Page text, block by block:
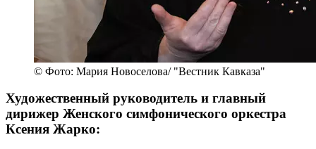
© Фото: Мария Новоселова/ "Вестник Кавказа"
Художественный руководитель и главный
дирижер Женского симфонического оркестра
Ксения Жарко: